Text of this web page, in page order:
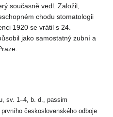
současně vedl. Založil,
chodu stomatologii
1920 se vrátil s 24.
jako samostatný zubní a
sv. 1–4, b. d., passim
československého odboje